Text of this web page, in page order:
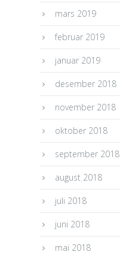
mars 2019
februar 2019
januar 2019
desember 2018
november 2018
oktober 2018
september 2018
august 2018
juli 2018
juni 2018
mai 2018